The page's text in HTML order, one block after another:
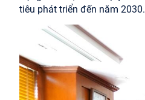
tiêu phát triển đến năm 2030.